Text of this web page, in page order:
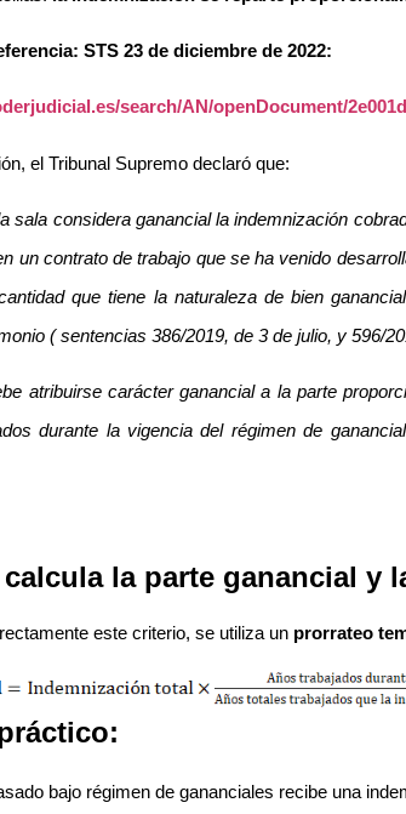
STS 23 de diciembre de 2022:
search/AN/openDocument/
el Tribunal Supremo declaró que:
sala considera ganancial la indemnización
un contrato de trabajo que se ha venido
que tiene la naturaleza de bien
( sentencias 386/2019, de 3 de julio, y 596/
atribuirse carácter ganancial a la parte
durante la vigencia del régimen de
la parte ganancial y
este criterio, se utiliza un prorrateo
bajo régimen de gananciales recibe una